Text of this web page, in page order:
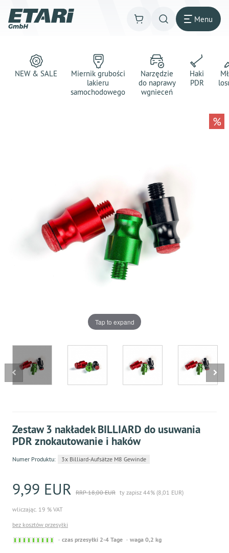
Menu
NEW & SALE
Miernik grubości
lakieru
samochodowego
Narzędzie
do naprawy
wgnieceń
Haki
PDR
Tap to expand
%
Zestaw 3 nakładek BILLIARD do usuwania
PDR znokautowanie i haków
Numer Produktu: 3x Billiard-Aufsätze M8 Gewinde
9,99 EUR RRP 18,00 EUR ty zapisz 44% (8,01 EUR)
wliczając. 19 % VAT
bez kosztów przesyłki
Sofort
czas przesyłki 2-4 Tage waga 0,2 kg